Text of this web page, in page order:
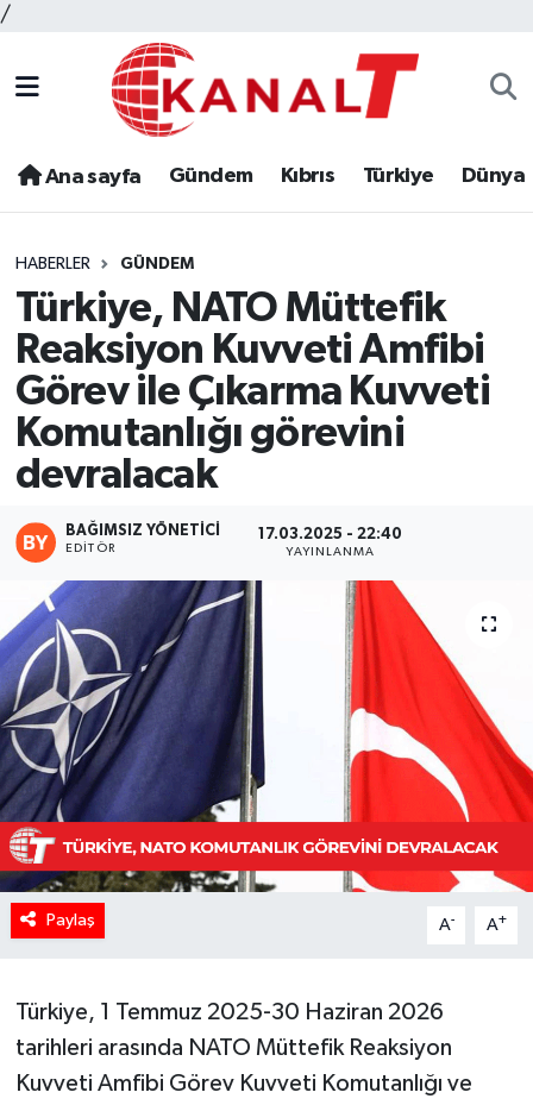
/
Ana sayfa Gündem Kıbrıs Türkiye Dünya
HABERLER GÜNDEM
Türkiye, NATO Müttefik
Reaksiyon Kuvveti Amfibi
Görev ile Çıkarma Kuvveti
Komutanlığı görevini
devralacak
BAĞIMSIZ YÖNETICI
EDITÖR
17.03.2025 - 22:40
YAYINLANMA
Paylaş A- A+
Türkiye, 1 Temmuz 2025-30 Haziran 2026
tarihleri arasında NATO Müttefik Reaksiyon
Kuvveti Amfibi Görev Kuvveti Komutanlığı ve